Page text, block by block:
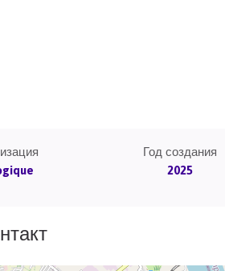
Год создания
2025